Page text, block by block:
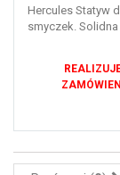
Hercules Statyw
smyczek.